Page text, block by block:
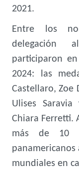
2021.
Entre los
delegación
participaron
2024: las
Castellaro, Zoe
Ulises
Chiara Ferretti.
más de 10
panamericanos
mundiales en